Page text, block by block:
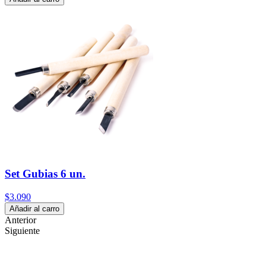
Set Gubias 6 un.
$3.090
Añadir al carro
Anterior
Siguiente